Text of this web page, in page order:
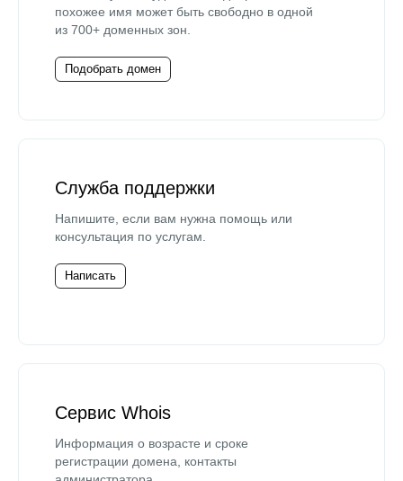
похожее имя может быть свободно в одной
из 700+ доменных зон.
Подобрать домен
Служба поддержки
Напишите, если вам нужна помощь или
консультация по услугам.
Написать
Сервис Whois
Информация о возрасте и сроке
регистрации домена, контакты